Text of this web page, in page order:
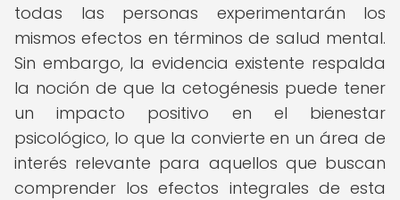
todas las personas experimentarán los
mismos efectos en términos de salud mental.
Sin embargo, la evidencia existente respalda
la noción de que la cetogénesis puede tener
un impacto positivo en el bienestar
psicológico, lo que la convierte en un área de
interés relevante para aquellos que buscan
comprender los efectos integrales de esta